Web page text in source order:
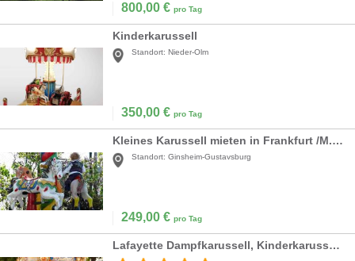
800,00 € pro Tag
Kinderkarussell
Standort: Nieder-Olm
350,00 € pro Tag
Kleines Karussell mieten in Frankfurt /M.,Mainz
Standort: Ginsheim-Gustavsburg
249,00 € pro Tag
Lafayette Dampfkarussell, Kinderkarussell, Karussell